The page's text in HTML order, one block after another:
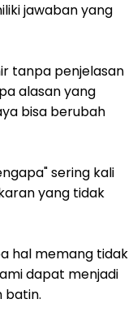
jawaban yang
tanpa penjelasan
alasan yang
bisa berubah
sering kali
yang tidak
hal memang tidak
dapat menjadi
batin.